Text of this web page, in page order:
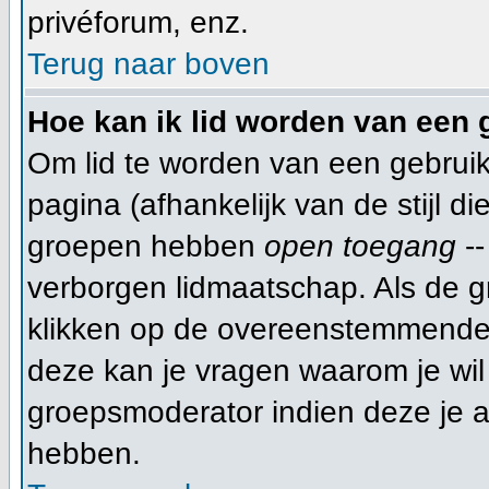
privéforum, enz.
Terug naar boven
Hoe kan ik lid worden van een
Om lid te worden van een
pagina (afhankelijk van de stijl
groepen hebben open toegang
verborgen lidmaatschap. Als de
klikken op de
deze kan je vragen waarom je
groepsmoderator indien deze je
hebben.